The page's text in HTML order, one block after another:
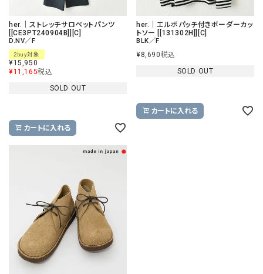
her.｜ストレッチサロペットパンツ
[[CE3PT240904B]][C]
D.NV／F
2buy対象
¥15,950
¥11,165税込
SOLD OUT
カートに入れる
her.｜エルボパッチ付きボーダーカッ
トソー [[131302H]][C]
BLK／F
¥8,690税込
SOLD OUT
カートに入れる